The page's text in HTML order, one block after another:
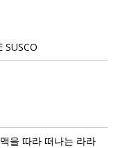
을 따라 떠나는 라라